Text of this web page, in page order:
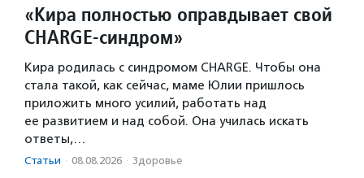
«Кира полностью оправдывает свой
CHARGE-синдром»
Кира родилась с синдромом CHARGE. Чтобы она
стала такой, как сейчас, маме Юлии пришлось
приложить много усилий, работать над
ее развитием и над собой. Она училась искать
ответы,…
Статьи · 08.08.2026 · Здоровье